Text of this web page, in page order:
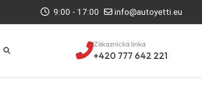
9:00 - 17:00 info@autoyetti.eu
Zákaznická linka
+420 777 642 221